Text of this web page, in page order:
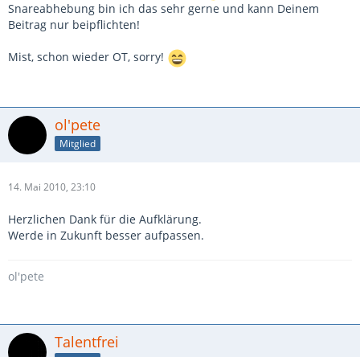
Snareabhebung bin ich das sehr gerne und kann Deinem
Beitrag nur beipflichten!
Mist, schon wieder OT, sorry!
ol'pete
Mitglied
14. Mai 2010, 23:10
Herzlichen Dank für die Aufklärung.
Werde in Zukunft besser aufpassen.
ol'pete
Talentfrei